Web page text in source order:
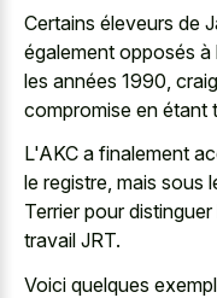
Certains éleveurs de
également opposés
les années 1990,
compromise en étant
L'AKC a finalement
le registre, mais sous
Terrier pour
travail JRT.
Voici quelques